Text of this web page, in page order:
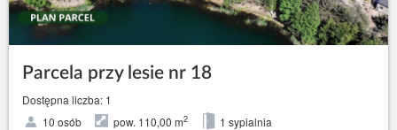
Parcela przy lesie nr 18
Dostępna liczba: 1
10 osób
pow. 110,00 m2 1 sypialnia